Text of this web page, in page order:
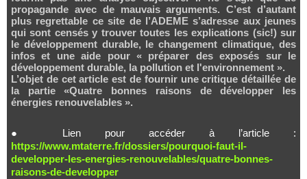
propagande avec de mauvais arguments. C’est d’autant
plus regrettable ce site de l’ADEME s’adresse aux jeunes
qui sont censés y trouver toutes les explications (sic!) sur
le développement durable, le changement climatique, des
infos et une aide pour « préparer des exposés sur le
développement durable, la pollution et l'environnement ».
L’objet de cet article est de fournir une critique détaillée de
la partie «Quatre bonnes raisons de développer les
énergies renouvelables ».
● Lien pour accéder à l’article :
https://www.mtaterre.fr/dossiers/pourquoi-faut-il-
developper-les-energies-renouvelables/quatre-bonnes-
raisons-de-developper